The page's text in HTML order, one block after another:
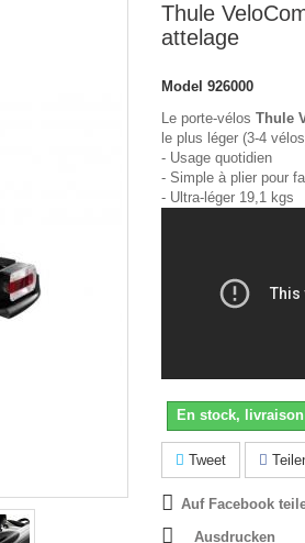
Thule
attelage
Model 926000
Le porte-vélos Thule
le plus léger (3-4
- Usage quotidien
- Simple à plier pour
- Ultra-léger 19,1 kgs
En stock,
Tweet
Auf Facebook
Ausdrucken